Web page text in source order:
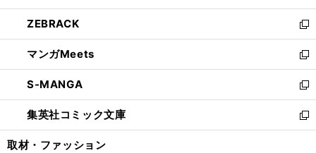
開
く
ウ
で
開
く
ン
ド
ウ
で
開
く
ウ
ィ
ン
ド
ウ
で
開
く
し
い
ウ
ィ
ン
ド
ウ
で
開
ZEBRACK
新
し
い
ウ
ィ
ン
ド
ウ
マンガMeets
新
し
い
ウ
ィ
ン
S-MANGA
新
し
い
ウ
集英社コミック文庫
新
し
取材・ファッション